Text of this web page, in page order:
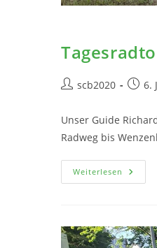
scb2020 6.
Unser Guide
Radweg bis
Weiterlesen